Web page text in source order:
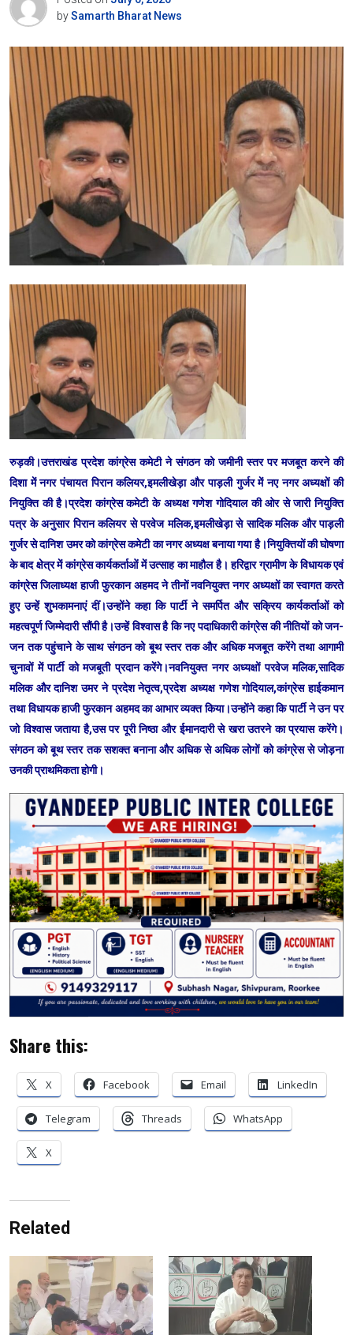
bySamarth Bharat News
रुड़की।उत्तराखंड प्रदेश कांग्रेस कमेटी ने संगठन को जमीनी स्तर पर मजबूत करने की
दिशा में नगर पंचायत पिरान कलियर,इमलीखेड़ा और पाड़ली गुर्जर में नए नगर अध्यक्षों की
नियुक्ति की है।प्रदेश कांग्रेस कमेटी के अध्यक्ष गणेश गोदियाल की ओर से जारी नियुक्ति
पत्र के अनुसार पिरान कलियर से परवेज मलिक,इमलीखेड़ा से सादिक मलिक और पाड़ली
गुर्जर से दानिश उमर को कांग्रेस कमेटी का नगर अध्यक्ष बनाया गया है।नियुक्तियों की घोषणा
के बाद क्षेत्र में कांग्रेस कार्यकर्ताओं में उत्साह का माहौल है। हरिद्वार ग्रामीण के विधायक एवं
कांग्रेस जिलाध्यक्ष हाजी फुरकान अहमद ने तीनों नवनियुक्त नगर अध्यक्षों का स्वागत करते
हुए उन्हें शुभकामनाएं दीं।उन्होंने कहा कि पार्टी ने समर्पित और सक्रिय कार्यकर्ताओं को
महत्वपूर्ण जिम्मेदारी सौंपी है।उन्हें विश्वास है कि नए पदाधिकारी कांग्रेस की नीतियों को जन-
जन तक पहुंचाने के साथ संगठन को बूथ स्तर तक और अधिक मजबूत करेंगे तथा आगामी
चुनावों में पार्टी को मजबूती प्रदान करेंगे।नवनियुक्त नगर अध्यक्षों परवेज मलिक,सादिक
मलिक और दानिश उमर ने प्रदेश नेतृत्व,प्रदेश अध्यक्ष गणेश गोदियाल,कांग्रेस हाईकमान
तथा विधायक हाजी फुरकान अहमद का आभार व्यक्त किया।उन्होंने कहा कि पार्टी ने उन पर
जो विश्वास जताया है,उस पर पूरी निष्ठा और ईमानदारी से खरा उतरने का प्रयास करेंगे।
संगठन को बूथ स्तर तक सशक्त बनाना और अधिक से अधिक लोगों को कांग्रेस से जोड़ना
उनकी प्राथमिकता होगी।
Share this:
X Facebook Email LinkedIn
Telegram Threads WhatsApp
X
Related